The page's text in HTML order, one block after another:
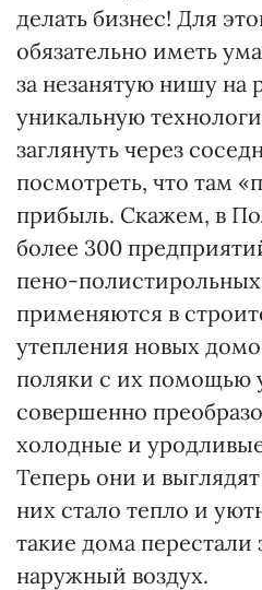
делать бизнес! Для
обязательно иметь
за незанятую нишу на
уникальную
заглянуть через
посмотреть, что там
прибыль. Скажем, в
более 300
пено-
применяются в
утепления новых
поляки с их помощью
совершенно
холодные и
Теперь они и
них стало тепло и
такие дома перестали
наружный воздух.